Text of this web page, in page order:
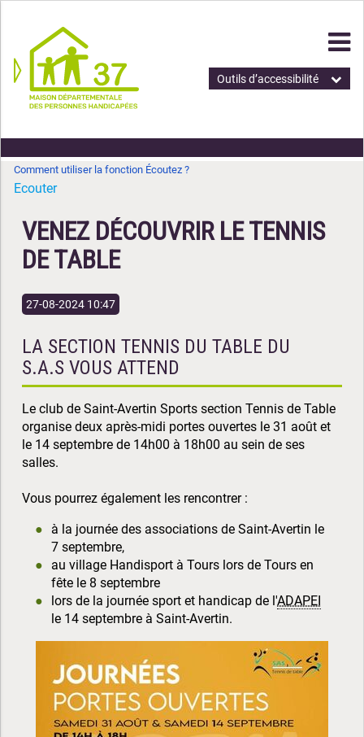
Outils d’accessibilité
Comment utiliser la fonction Écoutez ?
Ecouter
VENEZ DÉCOUVRIR LE TENNIS
DE TABLE
27-08-2024 10:47
LA SECTION TENNIS DU TABLE DU
S.A.S VOUS ATTEND
Le club de Saint-Avertin Sports section Tennis de Table
organise deux après-midi portes ouvertes le 31 août et
le 14 septembre de 14h00 à 18h00 au sein de ses
salles.
Vous pourrez également les rencontrer :
à la journée des associations de Saint-Avertin le
7 septembre,
au village Handisport à Tours lors de Tours en
fête le 8 septembre
lors de la journée sport et handicap de l'ADAPEI
le 14 septembre à Saint-Avertin.